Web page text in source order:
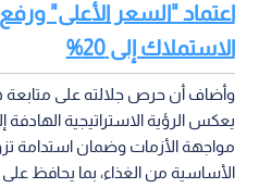
اعتماد "السعر الأعلى"
الاستملاك إلى 20%
وأضاف أن حرص جلالته على متابعة
يعكس الرؤية الاستراتيجية الهادفة
مواجهة الأزمات وضمان استدامة
الأساسية من الغذاء، بما يحافظ على